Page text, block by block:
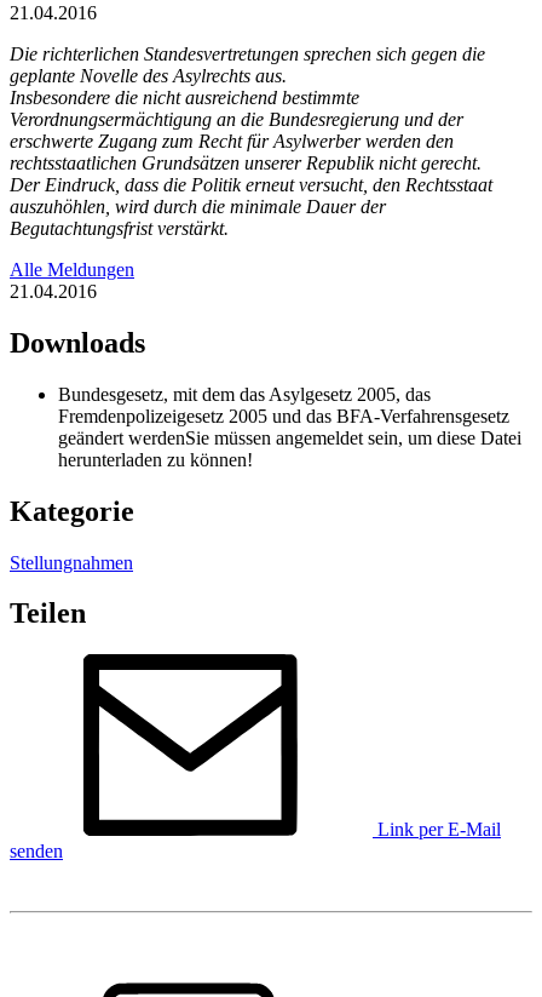
21.04.2016
Die richterlichen Standesvertretungen sprechen sich gegen die
geplante Novelle des Asylrechts aus.
Insbesondere die nicht ausreichend bestimmte
Verordnungsermächtigung an die Bundesregierung und der
erschwerte Zugang zum Recht für Asylwerber werden den
rechtsstaatlichen Grundsätzen unserer Republik nicht gerecht.
Der Eindruck, dass die Politik erneut versucht, den Rechtsstaat
auszuhöhlen, wird durch die minimale Dauer der
Begutachtungsfrist verstärkt.
Alle Meldungen
21.04.2016
Downloads
Bundesgesetz, mit dem das Asylgesetz 2005, das
Fremdenpolizeigesetz 2005 und das BFA-Verfahrensgesetz
geändert werdenSie müssen angemeldet sein, um diese Datei
herunterladen zu können!
Kategorie
Stellungnahmen
Teilen
Link per E-Mail
senden